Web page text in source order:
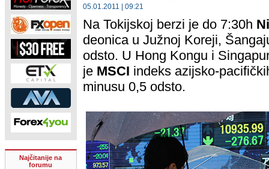
Najčitanije na
forumu
05.01.2011 | 09:21
Na Tokijskoj berzi je do 7:30h
deonica u Južnoj Koreji,
odsto. U Hong Kongu i
je MSCI indeks azijsko-
minusu 0,5 odsto.